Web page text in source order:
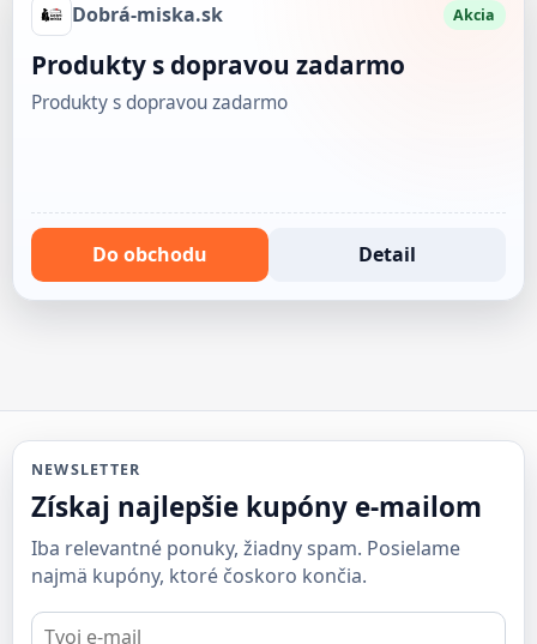
Dobrá-miska.sk Akcia
Produkty s dopravou zadarmo
Produkty s dopravou zadarmo
Do obchodu Detail
NEWSLETTER
Získaj najlepšie kupóny e-mailom
Iba relevantné ponuky, žiadny spam. Posielame
najmä kupóny, ktoré čoskoro končia.
E-